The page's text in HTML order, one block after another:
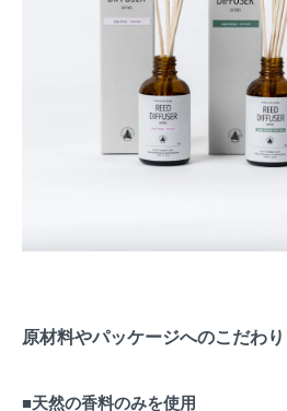
原材料やパッケージへのこだわり
■天然の香料のみを使用